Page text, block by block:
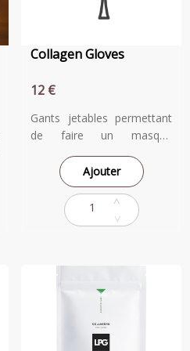
Collagen Gloves
12 €
Gants jetables permettant
de faire un masque
Collagène à vos mains et
de les réhydrater. Ils sont
enrichis de collagène,
d'huile d'argan et d'extraits
naturels pour un traitement
gants aux ongles permet de
réaliser une manucure
pendant le temps de pose.
Ajouter